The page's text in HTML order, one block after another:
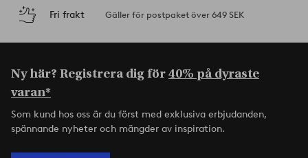
Fri frakt Gäller för postpaket över 649 SEK
Ny här? Registrera dig för40% på dyraste
varan*
Som kund hos oss är du först med exklusiva erbjudanden,
spännande nyheter och mängder av inspiration.